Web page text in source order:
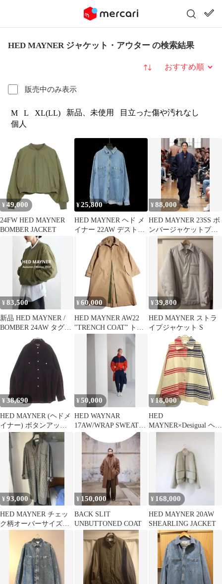
HED MAYNER ジャケット・アウター の検索結果
販売中のみ表示
並び替え
M L XL(LL) 新品、未使用
目立った傷や汚れなし
個人
¥ 49,000
24FW HED MAYNER
BOMBER JACKET
¥25,800
HED MAYNER ヘド メ
イナー 22AW デストロ
イデニムシャツ
¥88,000
HED MAYNER 23SS ボ
ンバージャケットブル
ゾン
¥83,500
新品 HED MAYNER /
BOMBER 24AW タグ有
ヘドメイナー
¥ 60,000
HED MAYNER AW22
"TRENCH COAT” トレ
¥39,800
HED MAYNER ストラ
イプジャケット S
¥ 38,690
HED MAYNER (ヘドメ
イナー) ボタンアップ
コーデュロイオーバー
シャツジャケット レッ
ド HMMZ67015T
HZ100
¥50,000
HED WAYNAR
17AW/WRAP SWEAT
SHIRT
¥ 18,000
HED
MAYNER×Desigual ヘド
23AW オーバーサイズ
ボーダージャケット
23WWEWBL/1001 アイ
ボリー U
¥93,000
HED MAYNER チェッ
ク柄オーバーサイズコ
¥ 150,000
BACK SLIT
UNBUTTONED COAT
¥ 168,000
HED MAYNER 20AW
SHEARLING JACKET